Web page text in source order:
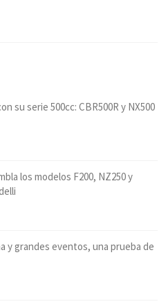
su serie 500cc: CBR500R y NX500
los modelos F200, NZ250 y
y grandes eventos, una prueba de